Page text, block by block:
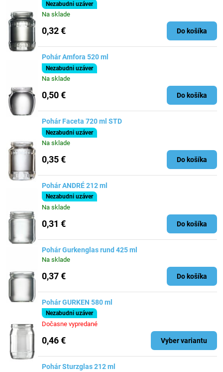
Nezabudni uzáver
Na sklade
0,32 € Do košíka
Pohár Amfora 520 ml
Nezabudni uzáver
Na sklade
0,50 € Do košíka
Pohár Faceta 720 ml STD
Nezabudni uzáver
Na sklade
0,35 € Do košíka
Pohár ANDRÉ 212 ml
Nezabudni uzáver
Na sklade
0,31 € Do košíka
Pohár Gurkenglas rund 425 ml
Na sklade
0,37 € Do košíka
Pohár GURKEN 580 ml
Nezabudni uzáver
Dočasne vypredané
0,46 € Vyber variantu
Pohár Sturzglas 212 ml